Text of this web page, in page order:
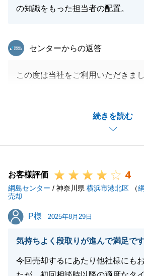
閉じる
の知識をもった担当者の配置。
続きを読む
東急リバブル
センターからの返答
この度は当社をご利用いただきま
また、当社の改善点につきまして
ましてありがとうございます。
す。
今後も何かお困りのことがござい
ご連絡くださいませ。
閉じる
お客様評価 4
綱島センター / 神奈川県 横浜市港北区 （
売却
P様
P様 2025年8月29日
気持ちよく段取りが進んで満足で
今回売却するにあたり他社様にも